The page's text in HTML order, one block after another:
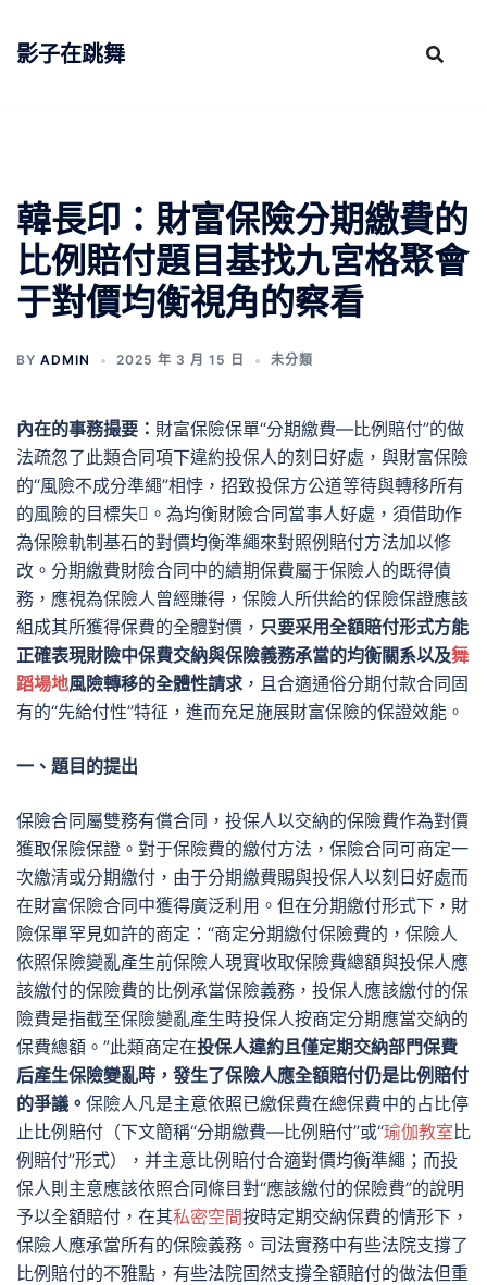
影子在跳舞
韓長印：財富保險分期繳費的
比例賠付題目基找九宮格聚會
于對價均衡視角的察看
BY ADMIN 2025 年 3 月 15 日 未分類
內在的事務撮要： 財富保險保單“分期繳費—比例賠付”的做
法疏忽了此類合同項下違約投保人的刻日好處，與財富保險
的“風險不成分準繩”相悖，招致投保方公道等待與轉移所有
的風險的目標失。為均衡財險合同當事人好處，須借助作
為保險軌制基石的對價均衡準繩來對照例賠付方法加以修
改。分期繳費財險合同中的續期保費屬于保險人的既得債
務，應視為保險人曾經賺得，保險人所供給的保險保證應該
組成其所獲得保費的全體對價， 只要采用全額賠付形式方能
正確表現財險中保費交納與保險義務承當的均衡關系以及舞
蹈場地風險轉移的全體性請求 ，且合適通俗分期付款合同固
有的“先給付性”特征，進而充足施展財富保險的保證效能。
一、題目的提出
保險合同屬雙務有償合同，投保人以交納的保險費作為對價
獲取保險保證。對于保險費的繳付方法，保險合同可商定一
次繳清或分期繳付，由于分期繳費賜與投保人以刻日好處而
在財富保險合同中獲得廣泛利用。但在分期繳付形式下，財
險保單罕見如許的商定：“商定分期繳付保險費的，保險人
依照保險變亂產生前保險人現實收取保險費總額與投保人應
該繳付的保險費的比例承當保險義務，投保人應該繳付的保
險費是指截至保險變亂產生時投保人按商定分期應當交納的
保費總額。”此類商定在投保人違約且僅定期交納部門保費
后產生保險變亂時，發生了保險人應全額賠付仍是比例賠付
的爭議。 保險人凡是主意依照已繳保費在總保費中的占比停
止比例賠付（下文簡稱“分期繳費—比例賠付”或“瑜伽教室比
例賠付”形式），并主意比例賠付合適對價均衡準繩；而投
保人則主意應該依照合同條目對“應該繳付的保險費”的說明
予以全額賠付，在其私密空間按時定期交納保費的情形下，
保險人應承當所有的保險義務。司法實務中有些法院支撐了
比例賠付的不雅點，有些法院固然支撐全額賠付的做法但重